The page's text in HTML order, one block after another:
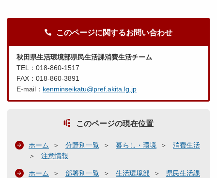
このページに関するお問い合わせ
秋田県生活環境部県民生活課消費生活チーム
TEL：018-860-1517
FAX：018-860-3891
E-mail： kenminseikatu@pref.akita.lg.jp
このページの現在位置
ホーム 分野別一覧 暮らし・環境
消費生活
注意情報
ホーム 部署別一覧 生活環境部
県民生活課